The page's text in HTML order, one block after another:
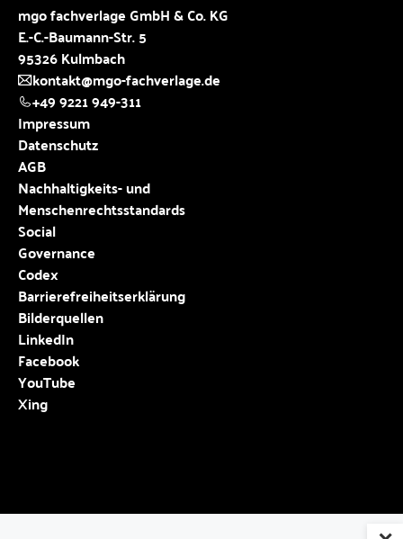
mgo fachverlage GmbH & Co. KG
E.-C.-Baumann-Str. 5
95326 Kulmbach
kontakt@mgo-fachverlage.de
+49 9221 949-311
Impressum
Datenschutz
AGB
Nachhaltigkeits- und
Menschenrechtsstandards
Social
Governance
Codex
Barrierefreiheitserklärung
Bilderquellen
LinkedIn
Facebook
YouTube
Xing